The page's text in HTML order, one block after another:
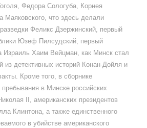
Федора Сологуба, Корнея
Маяковского, что здесь делали
Феликс Дзержинский, первый
Юзеф Пилсудский, первый
Израиль Хаим Вейцман, как Минск стал
из детективных историй Конан-Дойля и
Кроме того, в сборнике
в Минске российских
II, американских президентов
Клинтона, а также единственного
в убийстве американского